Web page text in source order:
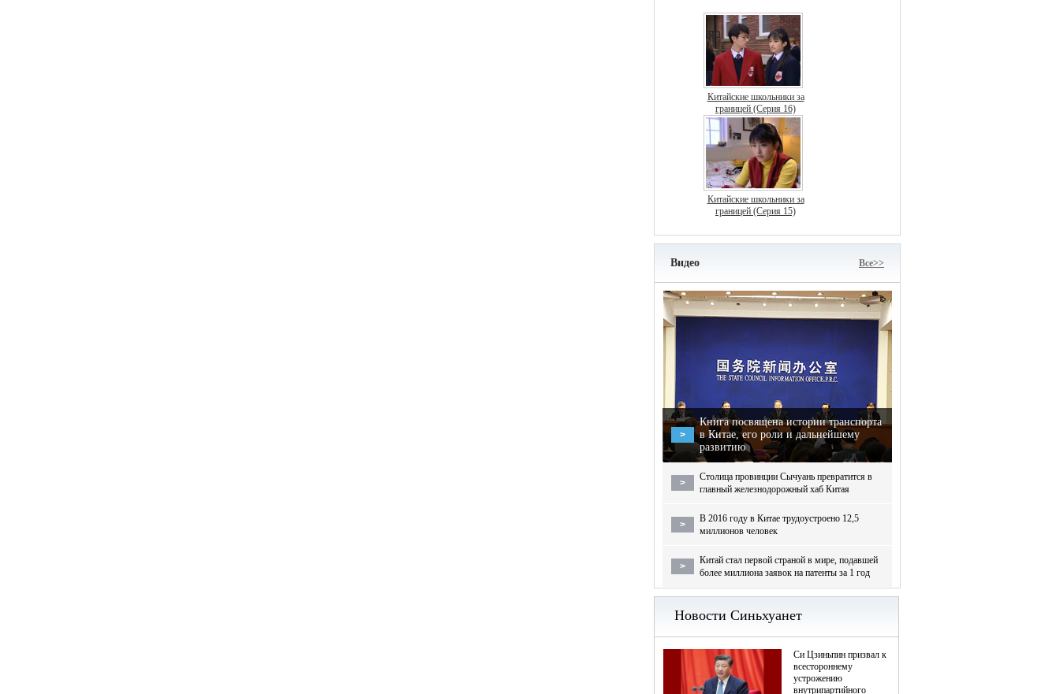
Китайские школьники за
границей (Серия 16)
Китайские школьники за
границей (Серия 15)
Видео Bce>>
>
Книга посвящена истории транспорта
в Китае, его роли и дальнейшему
развитию
>
Столица провинции Сычуань превратится в
главный железнодорожный хаб Китая
>
В 2016 году в Китае трудоустроено 12,5
миллионов человек
>
Китай стал первой страной в мире, подавшей
более миллиона заявок на патенты за 1 год